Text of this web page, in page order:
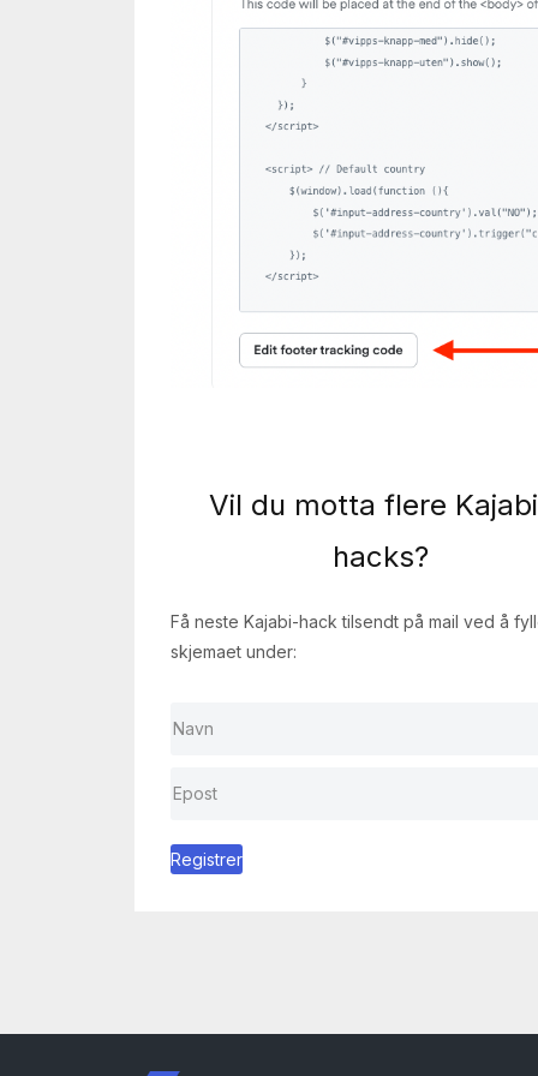
Vil du motta flere
hacks?
Få neste Kajabi-hack tilsendt på mail ved å
skjemaet under:
Registrer